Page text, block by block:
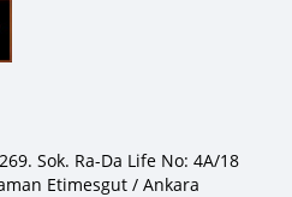
Sok. Ra-Da Life No: 4A/18
Etimesgut / Ankara